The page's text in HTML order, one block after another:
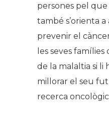
persones pel que
també s’orienta
prevenir el
les seves
de la malaltia si li
millorar el seu
recerca